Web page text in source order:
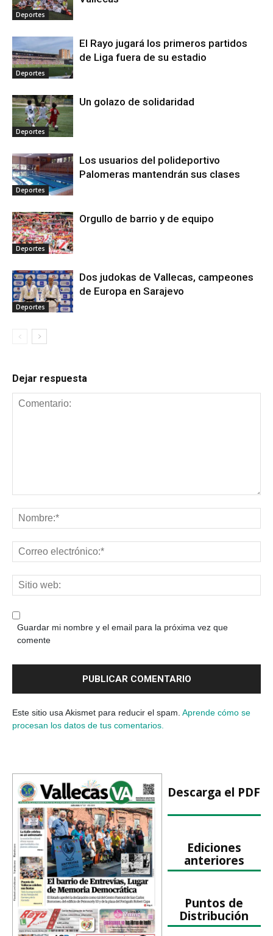
Deportes
Deportes
El Rayo jugará los primeros partidos
de Liga fuera de su estadio
Deportes
Un golazo de solidaridad
Deportes
Los usuarios del polideportivo
Palomeras mantendrán sus clases
Deportes
Orgullo de barrio y de equipo
Deportes
Dos judokas de Vallecas, campeones
de Europa en Sarajevo
Dejar respuesta
Guardar mi nombre y el email para la próxima vez que
comente
Este sitio usa Akismet para reducir el spam. Aprende cómo se
procesan los datos de tus comentarios.
Descarga el PDF
Ediciones
anteriores
Puntos de
Distribución